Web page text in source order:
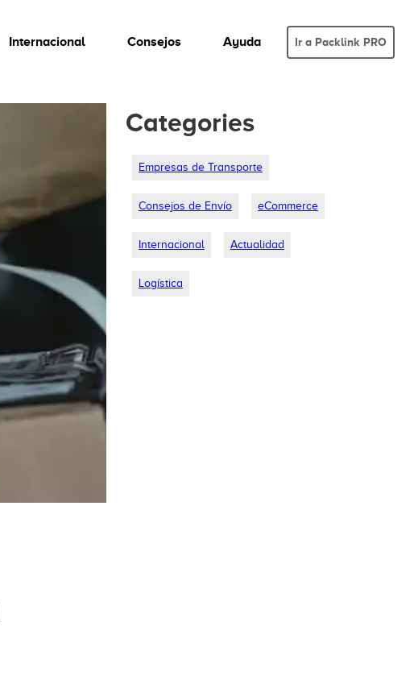
Internacional Consejos Ayuda Ir a Packlink PRO
Categories
Empresas de Transporte
Consejos de Envío eCommerce
Internacional Actualidad
Logística